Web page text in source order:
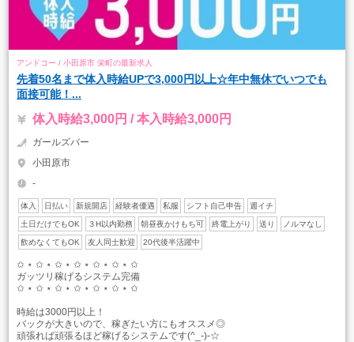
アンドコー / 小田原市 栄町の最新求人
先着50名まで体入時給UPで3,000円以上☆年中無休でいつでも
面接可能！...
体入時給3,000円 / 本入時給3,000円
ガールズバー
小田原市
-
体入 日払い 新規開店 経験者優遇 私服 シフト自己申告 週イチ
土日だけでもOK ３H以内勤務 朝昼夜かけもち可 終電上がり 送り ノルマなし
飲めなくてもOK 友人同士歓迎 20代後半活躍中
✩ ⋆ ✩ ⋆ ✩ ⋆ ✩ ⋆ ✩ ⋆ ✩ ⋆ ✩
ガッツリ稼げるシステム完備
✩ ⋆ ✩ ⋆ ✩ ⋆ ✩ ⋆ ✩ ⋆ ✩ ⋆ ✩
時給は3000円以上！
バックが大きいので、稼ぎたい方にもオススメ◎
頑張れば頑張るほど稼げるシステムです(^_-)-☆